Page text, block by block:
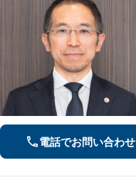
電話でお問い合わせ